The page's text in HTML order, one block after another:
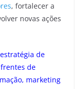
, fortalecer a
novas ações
de
de
marketing